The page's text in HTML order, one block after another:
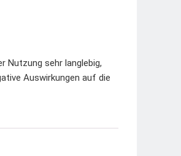
Nutzung sehr langlebig,
Auswirkungen auf die